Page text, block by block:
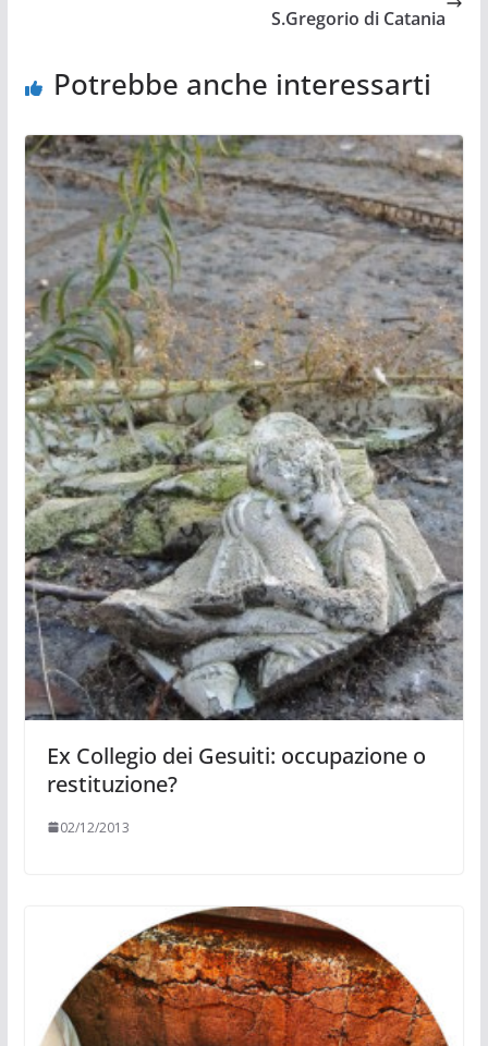
S.Gregorio di Catania
Potrebbe anche interessarti
Ex Collegio dei Gesuiti: occupazione o
restituzione?
02/12/2013